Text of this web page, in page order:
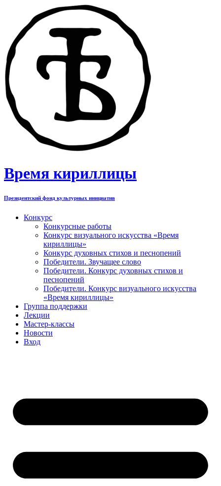
содержимому
Время кириллицы
Президентский фонд культурных инициатив
Конкурс
Конкурсные работы
Конкурс визуального искусства «Время
кириллицы»
Конкурс духовных стихов и песнопений
Победители. Звучащее слово
Победители. Конкурс духовных стихов и
песнопений
Победители. Конкурс визуального искусства
«Время кириллицы»
Группа поддержки
Лекции
Мастер-классы
Новости
Вход